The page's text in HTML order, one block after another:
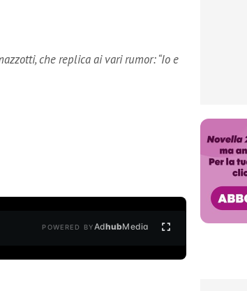
che replica ai vari rumor: “Io e
POWERED BYAdhubMedia